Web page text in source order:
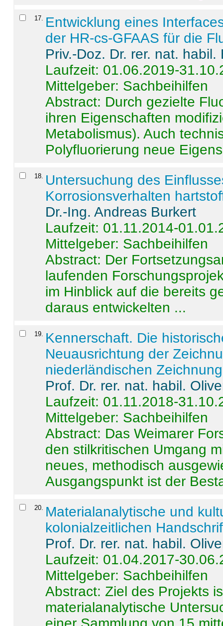
17
Entwicklung eines
der HR-cs-GFAAS für die
Priv.-Doz. Dr. rer. nat.
Laufzeit: 01.06.2019-
Mittelgeber: Sachbeihilfen
Abstract: Durch gezielte
ihren Eigenschaften
Metabolismus). Auch
Polyfluorierung neue
18
Untersuchung des
Korrosionsverhalten
Dr.-Ing. Andreas Burkert
Laufzeit: 01.11.2014-
Mittelgeber: Sachbeihilfen
Abstract: Der
laufenden
im Hinblick auf die bereits
daraus entwickelten ...
19
Kennerschaft. Die
Neuausrichtung der
niederländischen
Prof. Dr. rer. nat. habil.
Laufzeit: 01.11.2018-
Mittelgeber: Sachbeihilfen
Abstract: Das Weimarer
den stilkritischen Umgang
neues, methodisch
Ausgangspunkt ist der
20
Materialanalytische und
kolonialzeitlichen
Prof. Dr. rer. nat. habil.
Laufzeit: 01.04.2017-
Mittelgeber: Sachbeihilfen
Abstract:Ziel des Projekts
materialanalytische